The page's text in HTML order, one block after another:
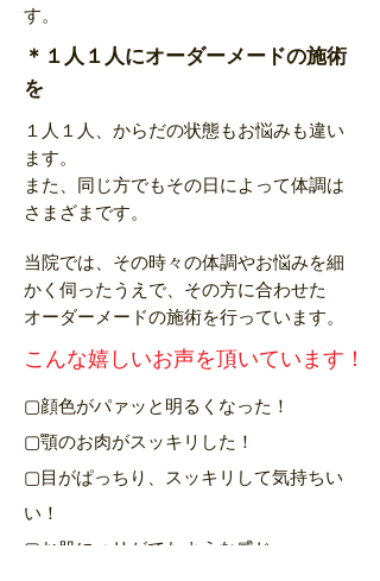
す。
＊１人１人にオーダーメードの施術
を
１人１人、からだの状態もお悩みも違い
ます。
また、同じ方でもその日によって体調は
さまざまです。
当院では、その時々の体調やお悩みを細
かく伺ったうえで、 その方に合わせた
オーダーメードの施術を行っています。
こんな嬉しいお声を頂いています！
▢顔色がパァッと明るくなった！
▢顎のお肉がスッキリした！
▢目がぱっちり、スッキリして気持ちい
い！
▢お肌にハリがでたような感じ♪